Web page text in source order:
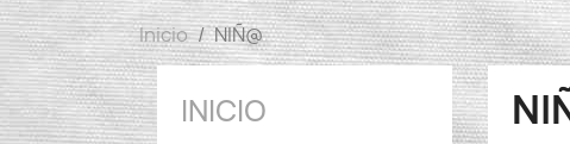
Inicio NIÑ@
INICIO